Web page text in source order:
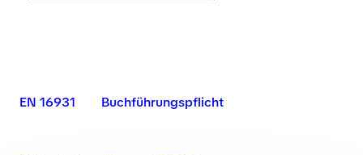
EN 16931 Buchführungspflicht